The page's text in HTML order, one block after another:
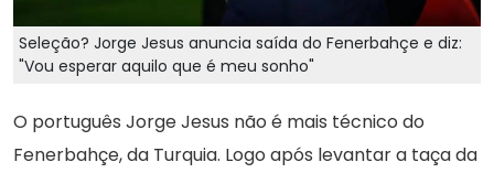
Seleção? Jorge Jesus anuncia saída do Fenerbahçe e diz:
"Vou esperar aquilo que é meu sonho"
O português Jorge Jesus não é mais técnico do
Fenerbahçe, da Turquia. Logo após levantar a taça da